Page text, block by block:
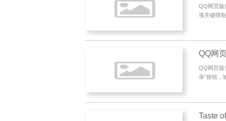
QQ网页版
项关键限
QQ网
QQ网页版
录”按钮，
Taste